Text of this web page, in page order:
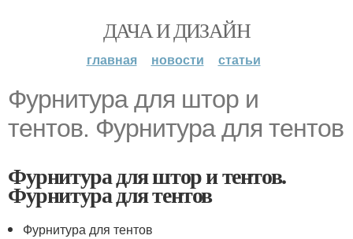
ДАЧА И ДИЗАЙН
главная новости статьи
Фурнитура для штор и
тентов. Фурнитура для тентов
Фурнитура для штор и тентов.
Фурнитура для тентов
Фурнитура для тентов